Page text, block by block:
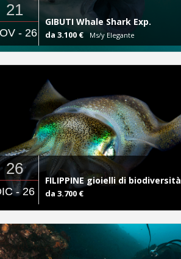
21
- 26
GIBUTI Whale Shark Exp.
da 3.100 € Ms/y Elegante
26
- 26
FILIPPINE gioielli di biodiversità
da 3.700 €